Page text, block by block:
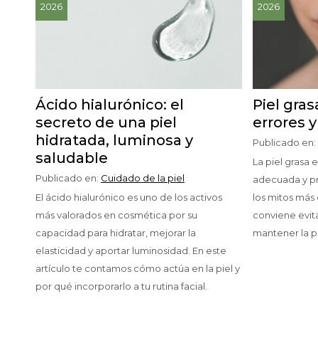
Ácido hialurónico: el
secreto de una piel
hidratada, luminosa y
saludable
2026
Publicado en: Cuidado de la piel
El ácido hialurónico es uno de los activos
más valorados en cosmética por su
capacidad para hidratar, mejorar la
elasticidad y aportar luminosidad. En este
artículo te contamos cómo actúa en la piel y
por qué incorporarlo a tu rutina facial.
Piel
errores
2026
Publicado en:
La piel grasa
adecuada y
los mitos
conviene
mantener la